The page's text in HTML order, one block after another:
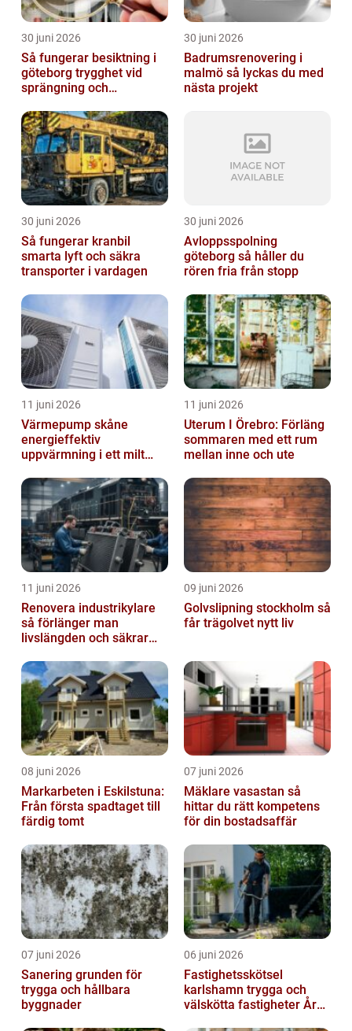
30 juni 2026
Så fungerar besiktning i
göteborg trygghet vid
sprängning och
30 juni 2026
Badrumsrenovering i
malmö så lyckas du med
nästa projekt
30 juni 2026
Så fungerar kranbil
smarta lyft och säkra
transporter i vardagen
30 juni 2026
Avloppsspolning
göteborg så håller du
rören fria från stopp
11 juni 2026
Värmepump skåne
energieffektiv
uppvärmning i ett milt
11 juni 2026
Uterum I Örebro: Förläng
sommaren med ett rum
mellan inne och ute
11 juni 2026
Renovera industrikylare
så förlänger man
livslängden och säkrar
09 juni 2026
Golvslipning stockholm så
får trägolvet nytt liv
08 juni 2026
Markarbeten i Eskilstuna:
Från första spadtaget till
färdig tomt
07 juni 2026
Mäklare vasastan så
hittar du rätt kompetens
för din bostadsaffär
07 juni 2026
Sanering grunden för
trygga och hållbara
byggnader
06 juni 2026
Fastighetsskötsel
karlshamn trygga och
välskötta fastigheter Året